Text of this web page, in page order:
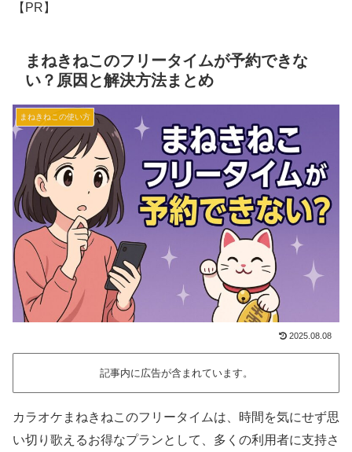
【PR】
まねきねこのフリータイムが予約できな
い？原因と解決方法まとめ
まねきねこの使い方
2025.08.08
記事内に広告が含まれています。
カラオケまねきねこのフリータイムは、時間を気にせず思
い切り歌えるお得なプランとして、多くの利用者に支持さ